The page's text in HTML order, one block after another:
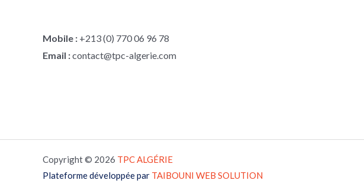
Mobile : +213 (0) 770 06 96 78
Email :contact@tpc-algerie.com
Copyright © 2026 TPCALGÉRIE
Plateforme développée par TAIBOUNI WEB SOLUTION